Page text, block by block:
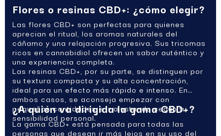
Flores o resinas CBD+: ¿cómo elegir?
Las flores CBD+ son perfectas para quienes
aprecian el ritual, los aromas naturales del
cáñamo y una relajación progresiva. Sus tricomas
ricos en cannabidiol ofrecen un sabor auténtico y
una experiencia completa.
Las resinas CBD+, por su parte, se distinguen por
su textura compacta y su alta concentración,
ideal para un efecto más rápido e intenso. En
ambos casos, se aconseja empezar con
pequeñas cantidades e ir ajustando según tu
sensibilidad personal.
¿A quién va dirigida la gama CBD+?
La gama CBD+ está pensada para todas las
personas que desean ir más lejos en su uso del